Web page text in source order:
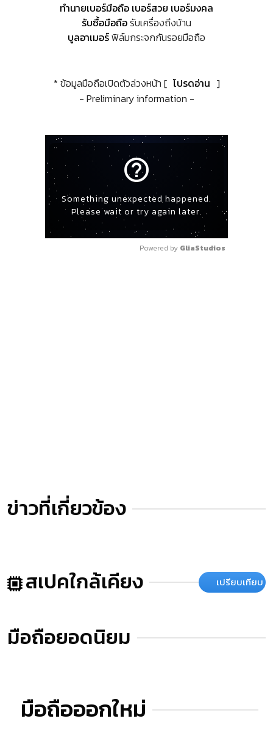
ทำนายเบอร์มือถือ เบอร์สวย เบอร์มงคล
รับซื้อมือถือรับเครื่องถึงบ้าน
บูลอาเมอร์ฟิล์มกระจกกันรอยมือถือ
* ข้อมูลมือถือเปิดตัวล่วงหน้า [ โปรดอ่าน ]
- Preliminary information -
help_outline
Something unexpected happened.
Please wait or try again later.
Powered by GliaStudios
ข่าวที่เกี่ยวข้อง
สเปคใกล้เคียง เปรียบเทียบ
มือถือยอดนิยม
มือถือออกใหม่